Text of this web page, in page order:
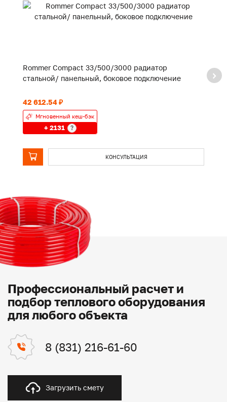
Rommer Compact 33/500/3000 радиатор
стальной/ панельный, боковое подключение
42 612.54 ₽
Мгновенный кеш-бэк
+ 2131 ?
КОНСУЛЬТАЦИЯ
Профессиональный расчет и
подбор теплового оборудования
для любого объекта
8 (831) 216-61-60
Загрузить смету